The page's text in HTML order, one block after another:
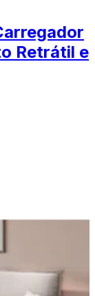
Retrátil e